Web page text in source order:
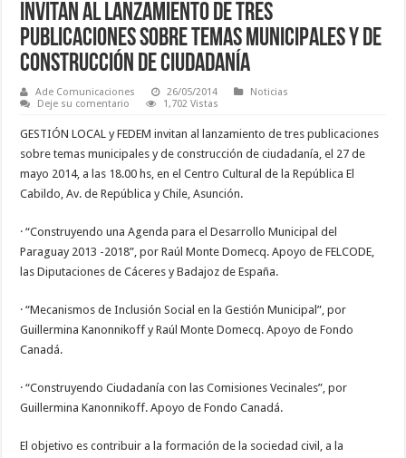
Invitan al lanzamiento de tres
publicaciones sobre temas municipales y de
construcción de ciudadanía
Ade Comunicaciones 26/05/2014
Noticias
Deje su comentario
1,702 Vistas
GESTIÓN LOCAL y FEDEM invitan al lanzamiento de tres publicaciones
sobre temas municipales y de construcción de ciudadanía, el 27 de
mayo 2014, a las 18.00 hs, en el Centro Cultural de la República El
Cabildo, Av. de República y Chile, Asunción.
· “Construyendo una Agenda para el Desarrollo Municipal del
Paraguay 2013 -2018”, por Raúl Monte Domecq. Apoyo de FELCODE,
las Diputaciones de Cáceres y Badajoz de España.
· “Mecanismos de Inclusión Social en la Gestión Municipal”, por
Guillermina Kanonnikoff y Raúl Monte Domecq. Apoyo de Fondo
Canadá.
· “Construyendo Ciudadanía con las Comisiones Vecinales”, por
Guillermina Kanonnikoff. Apoyo de Fondo Canadá.
El objetivo es contribuir a la formación de la sociedad civil, a la